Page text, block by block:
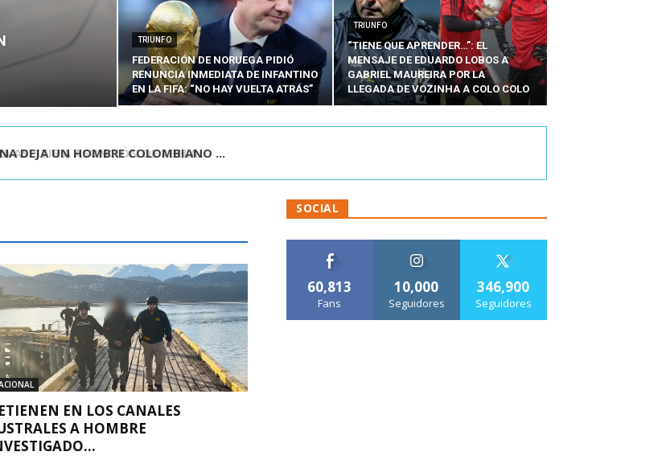
TRIUNFO
FEDERACIÓN DE NORUEGA PIDIÓ
RENUNCIA INMEDIATA DE INFANTINO
EN LA FIFA: “NO HAY VUELTA ATRÁS”
TRIUNFO
“TIENE QUE APRENDER…”: EL
MENSAJE DE EDUARDO LOBOS A
GABRIEL MAUREIRA POR LA
LLEGADA DE VOZINHA A COLO COLO
DEJA UN HOMBRE COLOMBIANO ...
EN LOS CANALES
A HOMBRE
SOCIAL
60,813
Fans
10,000
Seguidores
346,900
Seguidores